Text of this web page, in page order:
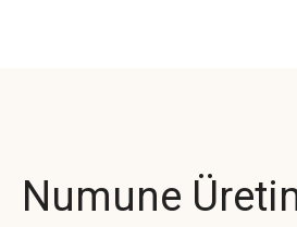
Numune